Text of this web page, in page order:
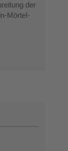
der
Mörtel-